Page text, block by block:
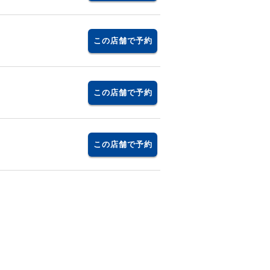
この店舗で予約
この店舗で予約
この店舗で予約